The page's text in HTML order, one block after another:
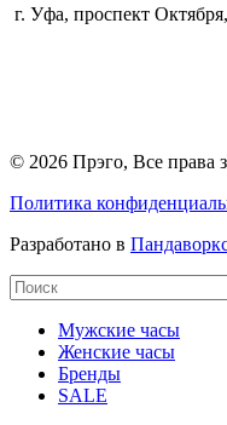
г. Уфа, проспект
© 2026 Прэго, Все права
Политика
Разработано в
Мужские часы
Женские часы
Бренды
SALE